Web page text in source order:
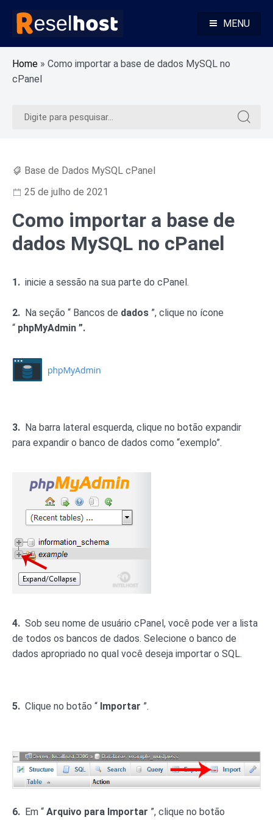
para
Reselhost
Alojamento Web Rápido e Seguro Revenda Alojamento Web
MENU
Home » Como importar a base de dados MySQL no
cPanel
Pesquisar
por:
Base de Dados MySQL cPanel
25 de julho de 2021
Como importar a base de
dados MySQL no cPanel
1. inicie a sessão na sua parte do cPanel.
2. Na seção “ Bancos de dados ”, clique no ícone
“ phpMyAdmin ”.
3. Na barra lateral esquerda, clique no botão expandir
para expandir o banco de dados como “exemplo”.
4. Sob seu nome de usuário cPanel, você pode ver a lista
de todos os bancos de dados. Selecione o banco de
dados apropriado no qual você deseja importar o SQL.
5. Clique no botão “ Importar ”.
6. Em “ Arquivo para Importar ”, clique no botão